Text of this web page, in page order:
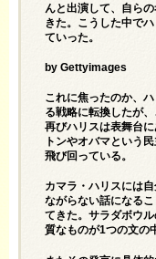
んと出演して、自ら
きた。こうした中で
ていった。
by Gettyimages
これに焦ったのか、
る戦略に転換したが
再びハリスは表舞台
トンやオバマという
飛び回っている。
カマラ・ハリスには
ながらない話になる
てきた。サラダボウ
質なものが1つの文の